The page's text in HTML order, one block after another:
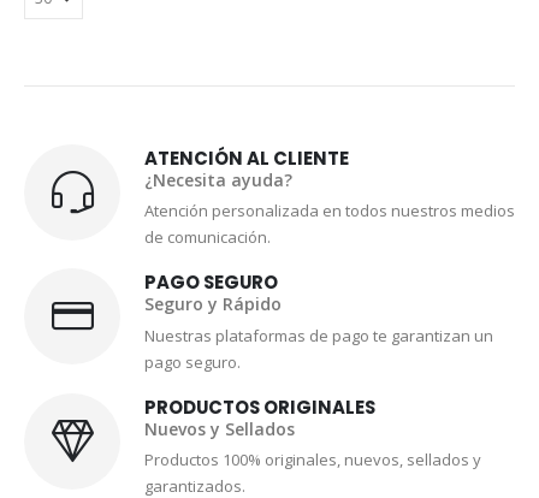
ATENCIÓN AL CLIENTE
¿Necesita ayuda?
Atención personalizada en todos nuestros medios
de comunicación.
PAGO SEGURO
Seguro y Rápido
Nuestras plataformas de pago te garantizan un
pago seguro.
PRODUCTOS ORIGINALES
Nuevos y Sellados
Productos 100% originales, nuevos, sellados y
garantizados.